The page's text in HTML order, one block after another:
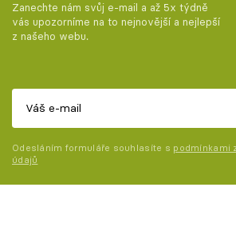
Zanechte nám svůj e-mail a až 5x týdně
vás upozorníme na to nejnovější a nejlepší
z našeho webu.
Odesláním formuláře souhlasíte s podmínkami
údajů